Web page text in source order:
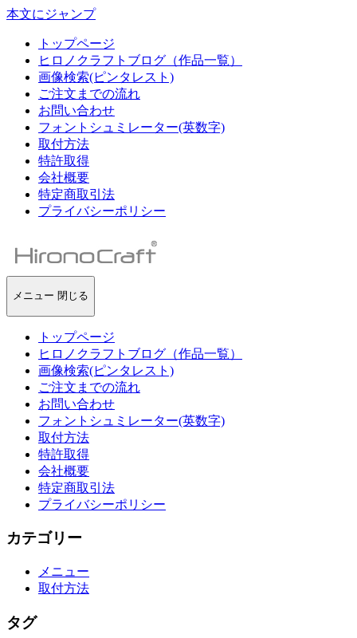
本文にジャンプ
トップページ
ヒロノクラフトブログ（作品一覧）
画像検索(ピンタレスト)
ご注文までの流れ
お問い合わせ
フォントシュミレーター(英数字)
取付方法
特許取得
会社概要
特定商取引法
プライバシーポリシー
メニュー 閉じる
トップページ
ヒロノクラフトブログ（作品一覧）
画像検索(ピンタレスト)
ご注文までの流れ
お問い合わせ
フォントシュミレーター(英数字)
取付方法
特許取得
会社概要
特定商取引法
プライバシーポリシー
カテゴリー
メニュー
取付方法
タグ